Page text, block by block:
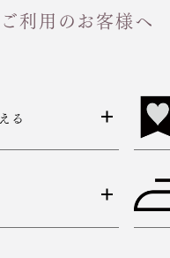
利用のお客様へ
る